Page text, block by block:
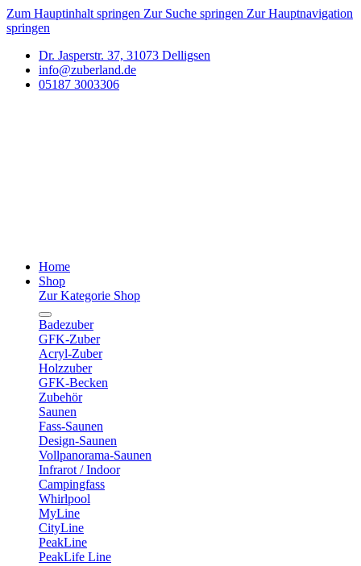
Zum Hauptinhalt springen Zur Suche springen Zur Hauptnavigation
springen
Dr. Jasperstr. 37, 31073 Delligsen
info@zuberland.de
05187 3003306
Home
Shop
Zur Kategorie Shop
Badezuber
GFK-Zuber
Acryl-Zuber
Holzzuber
GFK-Becken
Zubehör
Saunen
Fass-Saunen
Design-Saunen
Vollpanorama-Saunen
Infrarot / Indoor
Campingfass
Whirlpool
MyLine
CityLine
PeakLine
PeakLife Line